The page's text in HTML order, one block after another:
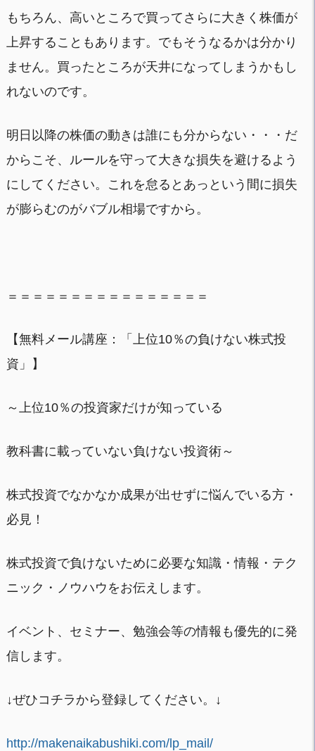
もちろん、高いところで買ってさらに大きく株価が
上昇することもあります。でもそうなるかは分かり
ません。買ったところが天井になってしまうかもし
れないのです。
明日以降の株価の動きは誰にも分からない・・・だ
からこそ、ルールを守って大きな損失を避けるよう
にしてください。これを怠るとあっという間に損失
が膨らむのがバブル相場ですから。
＝＝＝＝＝＝＝＝＝＝＝＝＝＝＝＝
【無料メール講座：「上位10％の負けない株式投
資」】
～上位10％の投資家だけが知っている
教科書に載っていない負けない投資術～
株式投資でなかなか成果が出せずに悩んでいる方・
必見！
株式投資で負けないために必要な知識・情報・テク
ニック・ノウハウをお伝えします。
イベント、セミナー、勉強会等の情報も優先的に発
信します。
↓ぜひコチラから登録してください。↓
http://makenaikabushiki.com/lp_mail/